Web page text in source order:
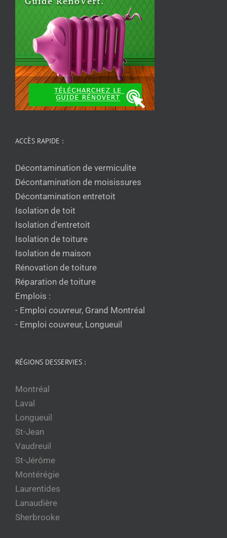
ACCÈS RAPIDE :
Décontamination de vermiculite
Décontamination de moisissures
Décontamination entretoit
Isolation de toit
Isolation d'entretoit
Isolation de toiture
Isolation de maison
Rénovation de toiture
Réparation de toiture
Emplois :
- Emploi couvreur, Grand Montréal
- Emploi couvreur, Longueuil
RÉGIONS DESSERVIES :
Montréal
Laval
Longueuil
St-Jean
Vaudreuil
St-Jérôme
Montérégie
Laurentides
Lanaudière
Sherbrooke